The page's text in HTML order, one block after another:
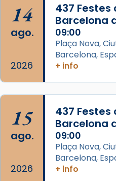
Arquebisbat de
2 weeks ago
Memòria de les
Semproniana, verges i
Acompanyant la
partir de l’Edat
que les santes
Semproniana
eterna”) són deixebles
frare Joan Gaspar
que les santes són
Mataró en reivindicarà
...
14
ago.
2026
437 Festes
Barcelona
09:00
Plaça Nova,
Barcelona,
+ info
15
ago.
2026
437 Festes
Barcelona
09:00
Plaça Nova,
Barcelona,
+ info